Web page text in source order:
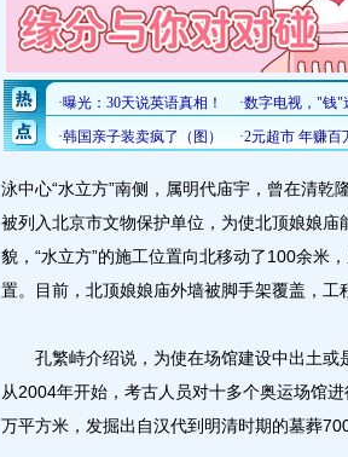
泳中心“水立方”南侧，属明代庙宇，曾在清
被列入北京市文物保护单位，为使北顶娘娘
貌，“水立方”的施工位置向北移动了100余米
置。目前，北顶娘娘庙外墙被脚手架覆盖，工
孔繁峙介绍说，为使在场馆建设中出土或
从2004年开始，考古人员对十多个奥运场馆
万平方米，发掘出自汉代到明清时期的墓葬